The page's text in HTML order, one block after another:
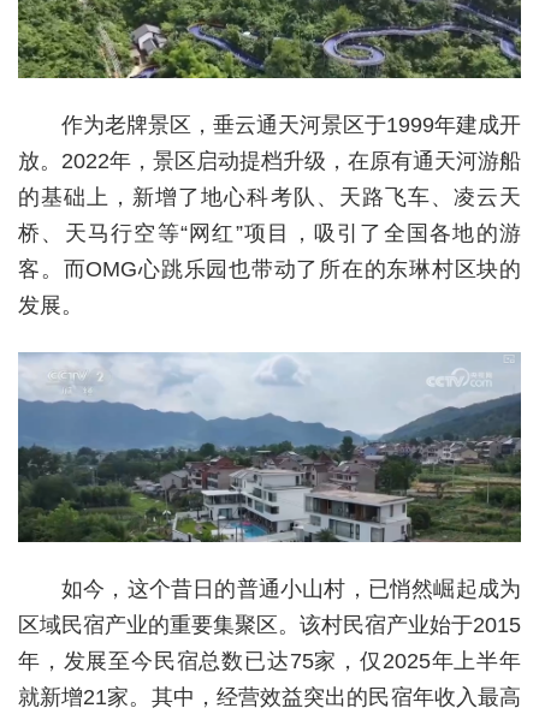
作为老牌景区，垂云通天河景区于1999年建成开
放。2022年，景区启动提档升级，在原有通天河游船
的基础上，新增了地心科考队、天路飞车、凌云天
桥、天马行空等“网红”项目，吸引了全国各地的游
客。而OMG心跳乐园也带动了所在的东琳村区块的
发展。
如今，这个昔日的普通小山村，已悄然崛起成为
区域民宿产业的重要集聚区。该村民宿产业始于2015
年，发展至今民宿总数已达75家，仅2025年上半年
就新增21家。其中，经营效益突出的民宿年收入最高